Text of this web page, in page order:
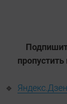
🔹 Яндекс.Дзен